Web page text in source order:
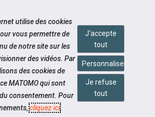
PÔLE EMPLOI
utilise des cookies
vous permettre de
de notre site sur les
des vidéos. Par
des cookies de
MATOMO qui sont
consentement. Pour
cliquez ici.
J'accepte
tout
Personnaliser
Je refuse
tout